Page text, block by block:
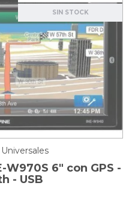
SIN STOCK
W970S 6" con GPS -
- USB